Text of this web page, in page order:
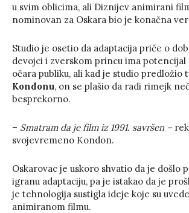
u svim oblicima, ali Diznijev animirani
nominovan za Oskara bio je konačna
Studio je osetio da adaptacija priče o
devojci i zverskom princu ima potencijal
očara publiku, ali kad je studio predložio
Kondonu, on se plašio da radi rimejk
besprekorno.
– Smatram da je film iz 1991. savršen –
svojevremeno Kondon.
Oskarovac je uskoro shvatio da je došlo
igranu adaptaciju, pa je istakao da je
je tehnologija sustigla ideje koje su
animiranom filmu.